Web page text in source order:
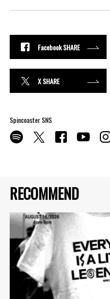
RECOMMEND
Facebook SHARE
X SHARE
Spincoaster SNS